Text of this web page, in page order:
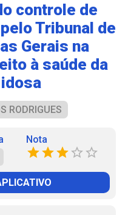
controle de
Tribunal de
Gerais na
à saúde da
RODRIGUES
Nota